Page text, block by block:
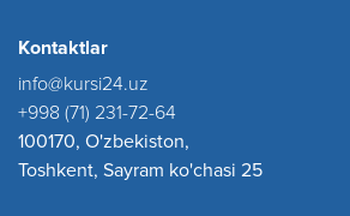
Kontaktlar
info@kursi24.uz
+998 (71) 231-72-64
100170, O'zbekiston,
Toshkent, Sayram ko'chasi 25